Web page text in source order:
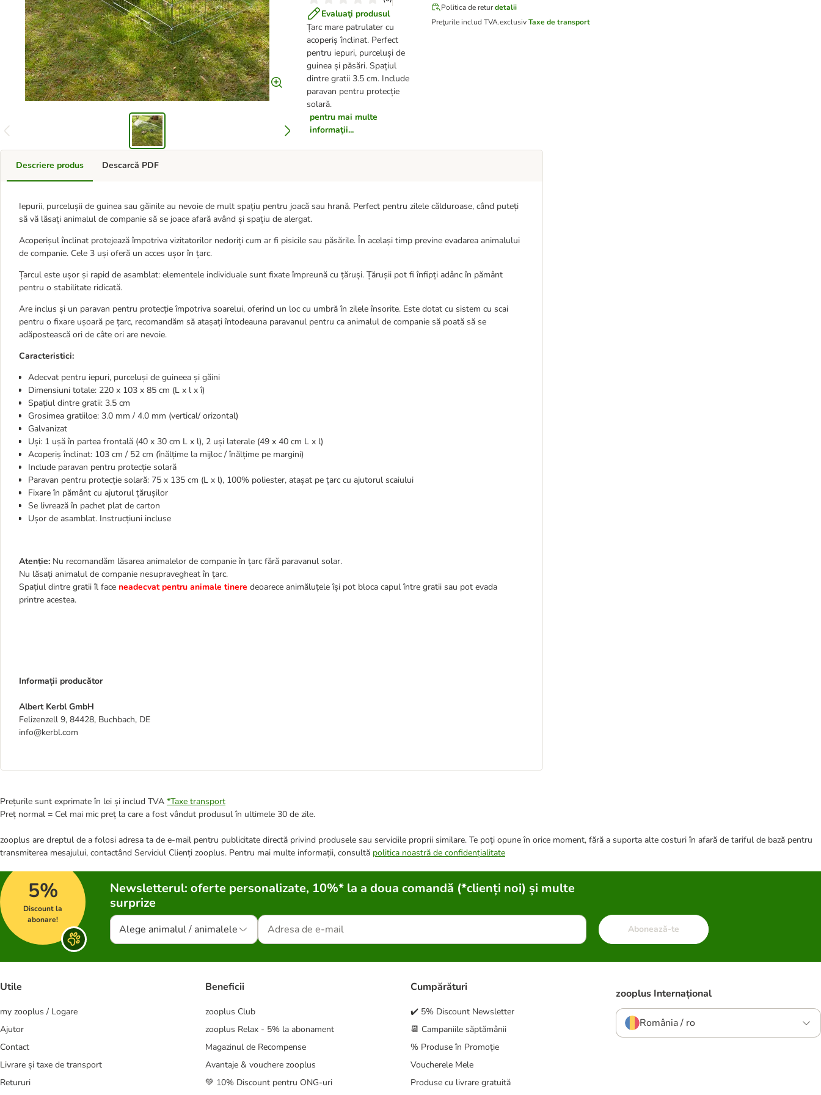
Evaluaţi produsul
Țarc mare patrulater cu
acoperiș înclinat. Perfect
pentru iepuri, purceluși de
guinea și păsări. Spațiul
dintre gratii 3.5 cm. Include
paravan pentru protecție
solară.
pentru mai multe
informaţii...
Politica de retur detalii
Preţurile includ TVA.exclusivTaxe de transport
Descriere produs
Iepurii, purcelușii de guinea sau găinile au nevoie de mult spațiu pentru joacă sau hrană. Perfect pentru zilele călduroase, când puteți
să vă lăsați animalul de companie să se joace afară având și spațiu de alergat.
Acoperișul înclinat protejează împotriva vizitatorilor nedoriți cum ar fi pisicile sau păsările. În același timp previne evadarea animalului
de companie. Cele 3 uși oferă un acces ușor în țarc.
Țarcul este ușor și rapid de asamblat: elementele individuale sunt fixate împreună cu țăruși. Țărușii pot fi înfipți adânc în pământ
pentru o stabilitate ridicată.
Are inclus și un paravan pentru protecție împotriva soarelui, oferind un loc cu umbră în zilele însorite. Este dotat cu sistem cu scai
pentru o fixare ușoară pe țarc, recomandăm să atașați întodeauna paravanul pentru ca animalul de companie să poată să se
adăpostească ori de câte ori are nevoie.
Caracteristici:
Adecvat pentru iepuri, purceluși de guineea și găini
Dimensiuni totale: 220 x 103 x 85 cm (L x l x î)
Spațiul dintre gratii: 3.5 cm
Grosimea gratiiloe: 3.0 mm / 4.0 mm (vertical/ orizontal)
Galvanizat
Uși: 1 ușă în partea frontală (40 x 30 cm L x l), 2 uși laterale (49 x 40 cm L x l)
Acoperiș înclinat: 103 cm / 52 cm (înălțime la mijloc / înălțime pe margini)
Include paravan pentru protecție solară
Paravan pentru protecție solară: 75 x 135 cm (L x l), 100% poliester, atașat pe țarc cu ajutorul scaiului
Fixare în pământ cu ajutorul țărușilor
Se livrează în pachet plat de carton
Ușor de asamblat. Instrucțiuni incluse
Atenție: Nu recomandăm lăsarea animalelor de companie în țarc fără paravanul solar.
Nu lăsați animalul de companie nesupravegheat în țarc.
Spațiul dintre gratii îl face neadecvat pentru animale tinere deoarece animăluțele își pot bloca capul între gratii sau pot evada
printre acestea.
Informații producător
Albert Kerbl GmbH
Felizenzell 9, 84428, Buchbach, DE
info@kerbl.com
Descarcă PDF
Prețurile sunt exprimate în lei și includ TVA *Taxe transport
Preț normal = Cel mai mic preț la care a fost vândut produsul în ultimele 30 de zile.
zooplus are dreptul de a folosi adresa ta de e-mail pentru publicitate directă privind produsele sau serviciile proprii similare. Te poți opune în orice moment, fără a suporta alte costuri în afară de tariful de bază pentru
transmiterea mesajului, contactând Serviciul Clienți zooplus. Pentru mai multe informații, consultă politica noastră de confidențialitate
5%
Discount la
abonare!
Newsletterul: oferte personalizate, 10%* la a doua comandă (*clienți noi) și multe
surprize
Alege animalul / animalele Abonează-te
Utile
my zooplus / Logare
Ajutor
Contact
Livrare și taxe de transport
Retururi
Beneficii
zooplus Club
zooplus Relax - 5% la abonament
Magazinul de Recompense
Avantaje & vouchere zooplus
💚 10% Discount pentru ONG-uri
Cumpărături
✔️ 5% Discount Newsletter
📆 Campaniile săptămânii
% Produse în Promoție
Voucherele Mele
Produse cu livrare gratuită
zooplus Internațional
România / ro